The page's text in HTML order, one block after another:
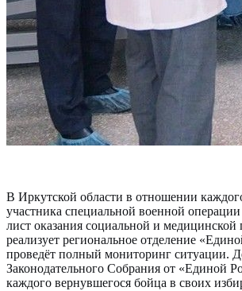
В Иркутской области в отношении
участника специальной военной операции
лист оказания социальной и
реализует региональное отделение
проведёт полный мониторинг ситуации.
Законодательного Собрания от «Единой
каждого вернувшегося бойца в своих